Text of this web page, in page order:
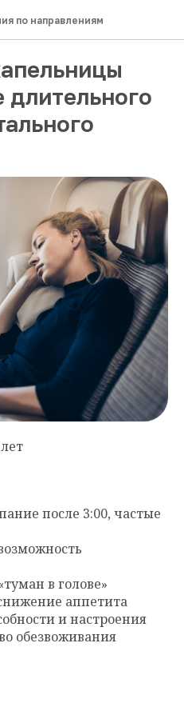
по направлениям
длительного
после 3:00, частые
в голове»
аппетита
и настроения
обезвоживания